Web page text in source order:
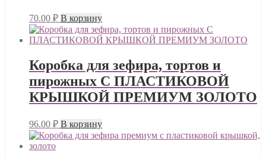
70.00 ₽ В корзину
Коробка для зефира, тортов и
пирожных С ПЛАСТИКОВОЙ
КРЫШКОЙ ПРЕМИУМ ЗОЛОТО
96.00 ₽ В корзину